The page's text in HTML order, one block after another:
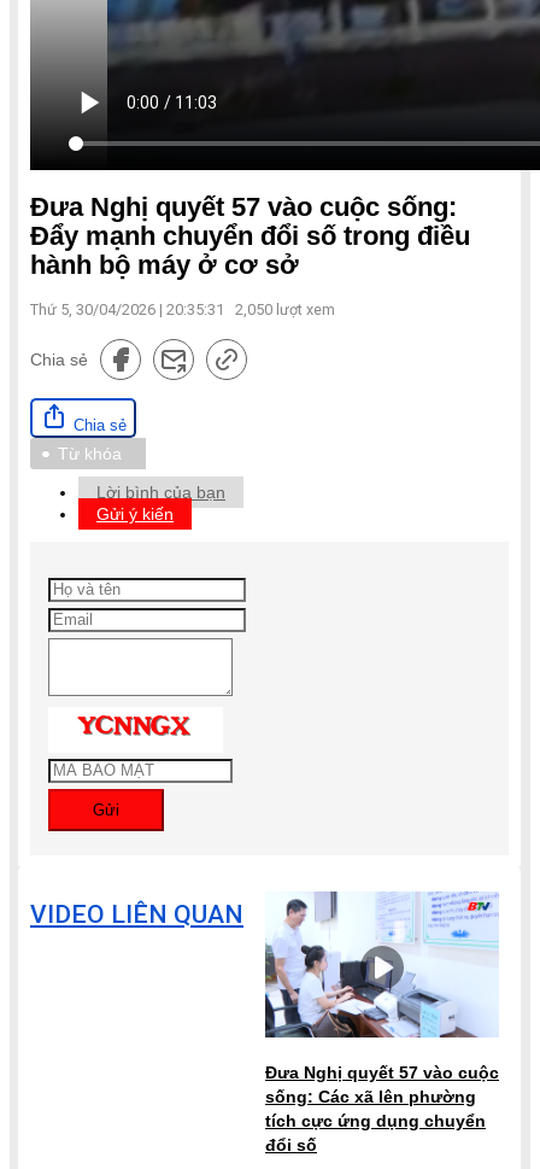
Đưa Nghị quyết 57 vào cuộc sống:
Đẩy mạnh chuyển đổi số trong điều
hành bộ máy ở cơ sở
Thứ 5, 30/04/2026 | 20:35:31 2,050 lượt xem
Chia sẻ
Chia sẻ
Từ khóa
Lời bình của bạn
Gửi ý kiến
Gửi
VIDEO LIÊN QUAN
Đưa Nghị quyết 57 vào cuộc
sống: Các xã lên phường
tích cực ứng dụng chuyển
đổi số